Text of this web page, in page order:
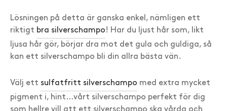
Lösningen på detta är ganska enkel, nämligen ett
riktigt bra silverschampo! Har du ljust hår som, likt
ljusa hår gör, börjar dra mot det gula och guldiga, så
kan ett silverschampo bli din allra bästa vän.
Välj ett sulfatfritt silverschampo med extra mycket
pigment i, hint…vårt silverschampo perfekt för dig